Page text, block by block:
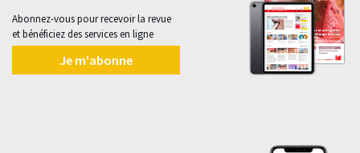
Abonnez-vous pour recevoir la revue
et bénéficiez des services en ligne
Je m'abonne